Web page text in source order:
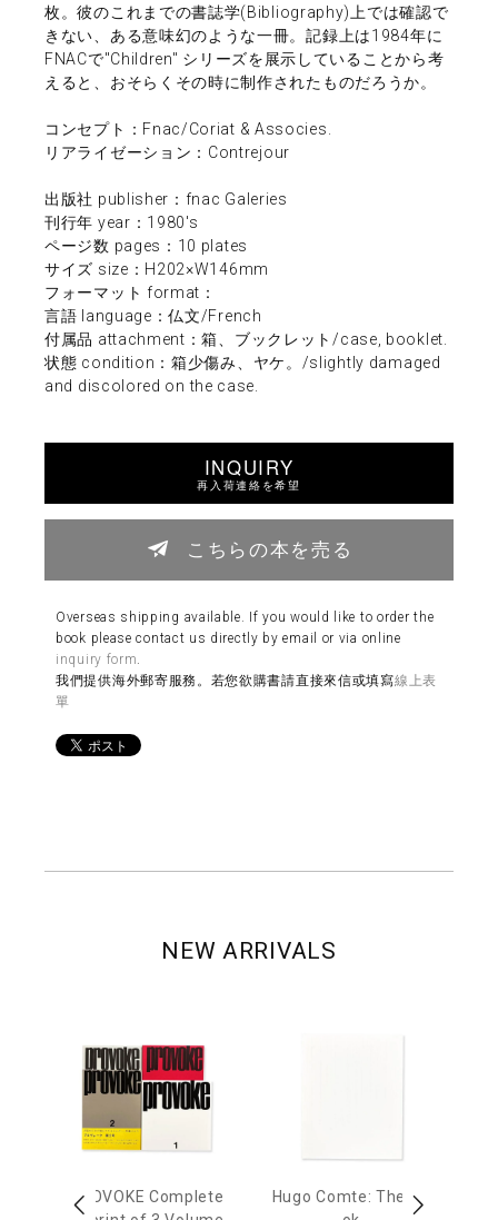
枚。彼のこれまでの書誌学(Bibliography)上では確認で
きない、ある意味幻のような一冊。記録上は1984年に
FNACで"Children" シリーズを展示していることから考
えると、おそらくその時に制作されたものだろうか。
コンセプト：Fnac/Coriat & Associes.
リアライゼーション：Contrejour
出版社 publisher：fnac Galeries
刊行年 year：1980's
ページ数 pages：10 plates
サイズ size：H202×W146mm
フォーマット format：
言語 language：仏文/French
付属品 attachment：箱、ブックレット/case, booklet.
状態 condition：箱少傷み、ヤケ。/slightly damaged
and discolored on the case.
INQUIRY
再入荷連絡を希望
こちらの本を売る
Overseas shipping available. If you would like to order the
book please contact us directly by email or via online
inquiry form.
我們提供海外郵寄服務。若您欲購書請直接來信或填寫線上表
單
NEW ARRIVALS
PROVOKE Complete
Hugo Comte: The Bo